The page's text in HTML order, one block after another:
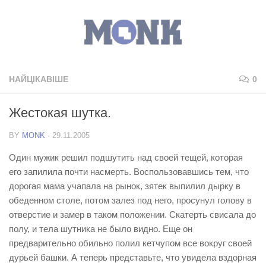
НАЙЦІКАВІШЕ 0
Жестокая шутка.
BY MONK · 29.11.2005
Один мужик решил подшутить над своей тещей, которая
его запилила почти насмерть. Воспользовавшись тем, что
дорогая мама учапала на рынок, зятек выпилил дырку в
обеденном столе, потом залез под него, просунул голову в
отверстие и замер в таком положении. Скатерть свисала до
полу, и тела шутника не было видно. Еще он
предварительно обильно полил кетчупом все вокруг своей
дурьей башки. А теперь представьте, что увидела вздорная